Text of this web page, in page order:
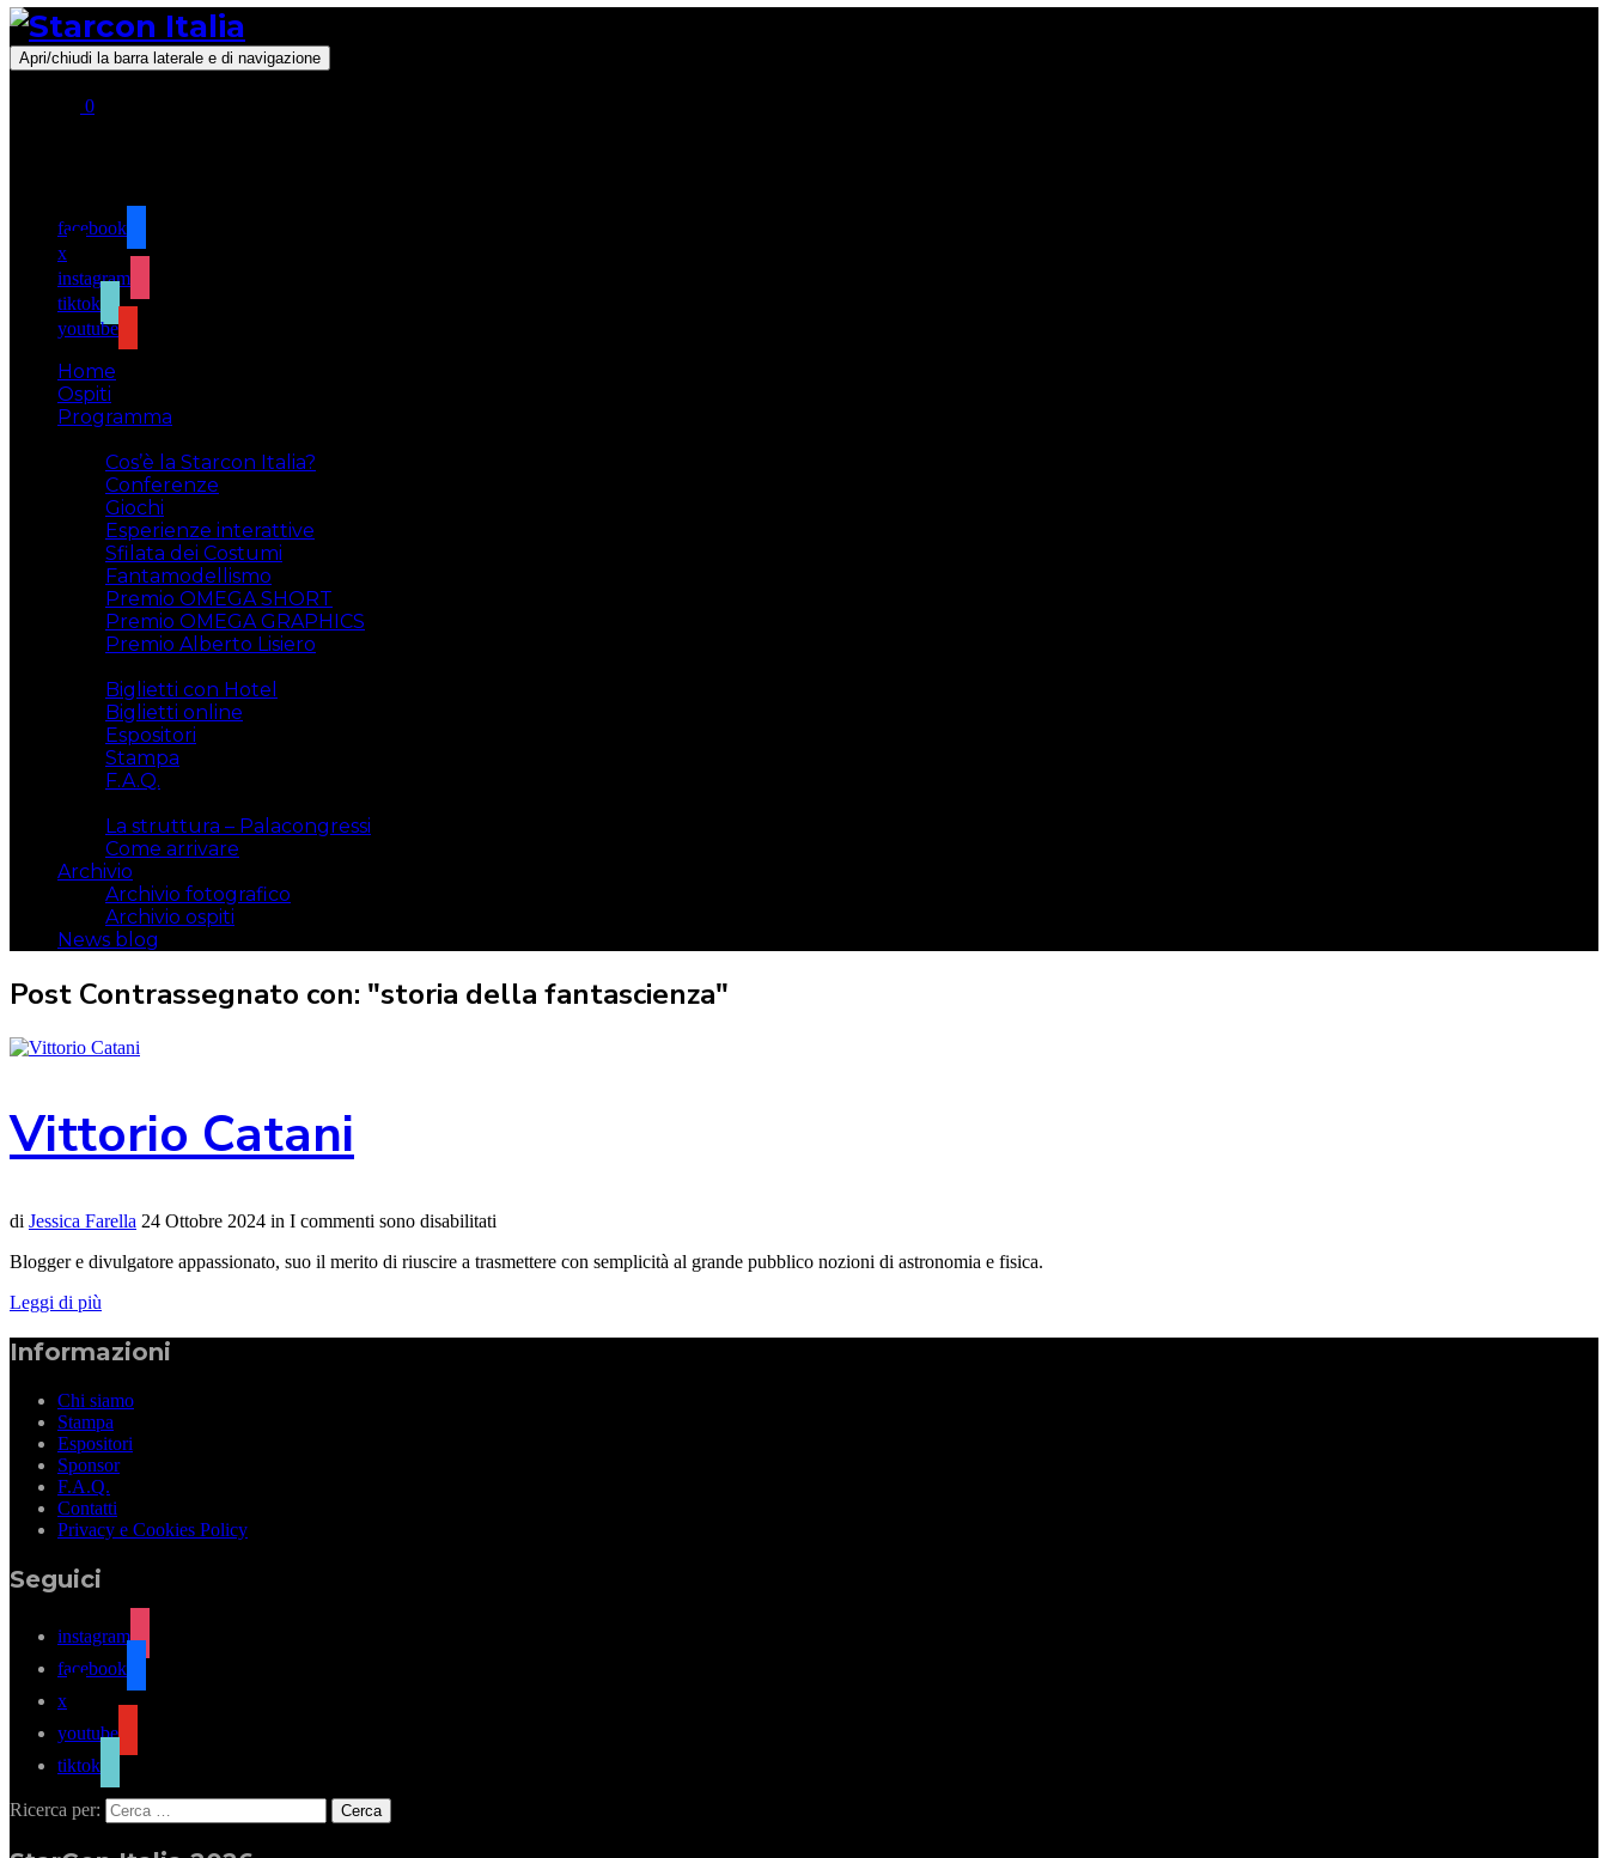
Apri/chiudi la barra laterale e di navigazione
0
facebook
x
instagram
tiktok
youtube
Home
Ospiti
Programma
Cos’è la Starcon Italia?
Conferenze
Giochi
Esperienze interattive
Sfilata dei Costumi
Fantamodellismo
Premio OMEGA SHORT
Premio OMEGA GRAPHICS
Premio Alberto Lisiero
Biglietti con Hotel
Biglietti online
Espositori
Stampa
F.A.Q.
La struttura – Palacongressi
Come arrivare
Archivio
Archivio fotografico
Archivio ospiti
News blog
Post Contrassegnato con: "storia della fantascienza"
Vittorio Catani
di Jessica Farella 24 Ottobre 2024 in I commenti sono disabilitati
Blogger e divulgatore appassionato, suo il merito di riuscire a trasmettere con semplicità al grande pubblico nozioni di astronomia e fisica.
Leggi di più
Informazioni
Chi siamo
Stampa
Espositori
Sponsor
F.A.Q.
Contatti
Privacy e Cookies Policy
Seguici
instagram
facebook
x
youtube
tiktok
Ricerca per: